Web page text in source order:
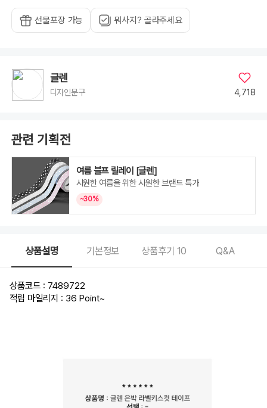
선물포장 가능 뭐사지? 골라주세요
글렌
디자인문구 4,718
관련 기획전
여름 블프 릴레이 [글렌]
시원한 여름을 위한 시원한 브랜드 특가
~30%
상품설명 기본정보 상품후기 10 Q&A
상품코드 : 7489722
적립 마일리지 : 36 Point~